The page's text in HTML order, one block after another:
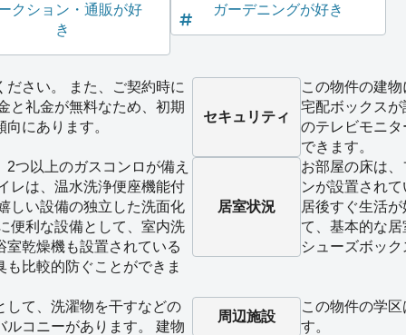
クション・通販が好
き
ガーデニングが好き
ださい。 また、ご契約時に
と礼金が無料なため、初期
にあります。
セキュリティ
この物件の建
宅配ボックス
のテレビモニ
できます。
つ以上のガスコンロが備え
レは、温水洗浄便座機能付
しい設備の独立した洗面化
便利な設備として、室内洗
室乾燥機も設置されている
比較的防ぐことができま
居室状況
お部屋の床は
ンが設置され
居後すぐ生活
て、基本的な
シューズボッ
して、洗濯物を干すなどの
ルコニーがあります。 建物
周辺施設
この物件の学
す。